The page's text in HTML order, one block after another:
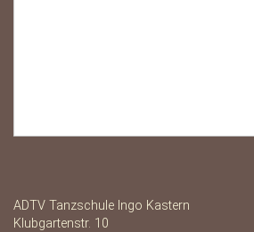
ADTV Tanzschule Ingo Kastern
Klubgartenstr. 10